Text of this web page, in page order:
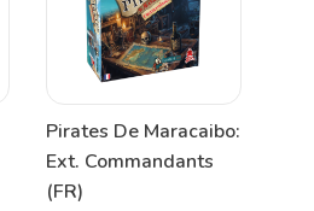
Pirates De Maracaibo:
Ext. Commandants
(FR)